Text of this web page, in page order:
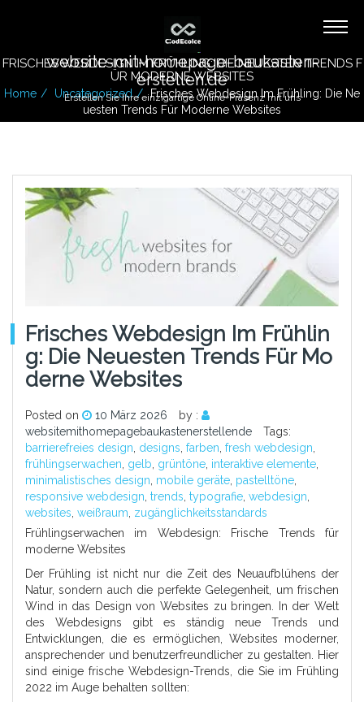
website-mit-homepage-baukasten-
erstellen.de
Erstellen Sie Ihre einzigartige Online-Präsenz mit uns
FRISCHES WEBDESIGN IM FRÜHLING: DIE NEUESTEN TRENDS F
ÜR MODERNE WEBSITES
Home Uncategorized
Frisches Webdesign Im Frühling: Die Ne
Uesten Trends Für Moderne Websites
Frisches Webdesign Im Frühlin
G: Die Neuesten Trends Für Mo
Derne Websites
Posted on 10 März 2026
by :
websitemithomepagebaukastenerstellende
Tags:
barrierefreies design, designs, farben, fresh webdesign,
frühlingserwachen, gelb, grüntöne, interaktive elemente,
minimalistisches design, mobile geräte, pastelltöne,
responsive webdesign, trends, typografie, webdesign,
websites, weißraum, zugänglichkeitsstandards
Frühlingserwachen im Webdesign: Frische Trends für
moderne Websites
Der Frühling ist nicht nur die Zeit des Neuaufblühens der
Natur, sondern auch die perfekte Gelegenheit, um frischen
Wind in das Design von Websites zu bringen. In der Welt
des Webdesigns gibt es ständig neue Trends und
Entwicklungen, die es ermöglichen, Websites moderner,
ansprechender und benutzerfreundlicher zu gestalten. Hier
sind einige frische Webdesign-Trends, die Sie im Frühling
2022 im Auge behalten sollten: